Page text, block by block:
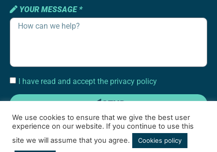
YOUR MESSAGE *
I have read and accept the privacy policy
SEND
We use cookies to ensure that we give the best user
experience on our website. If you continue to use this
site we will assume that you agree.
Cookies policy